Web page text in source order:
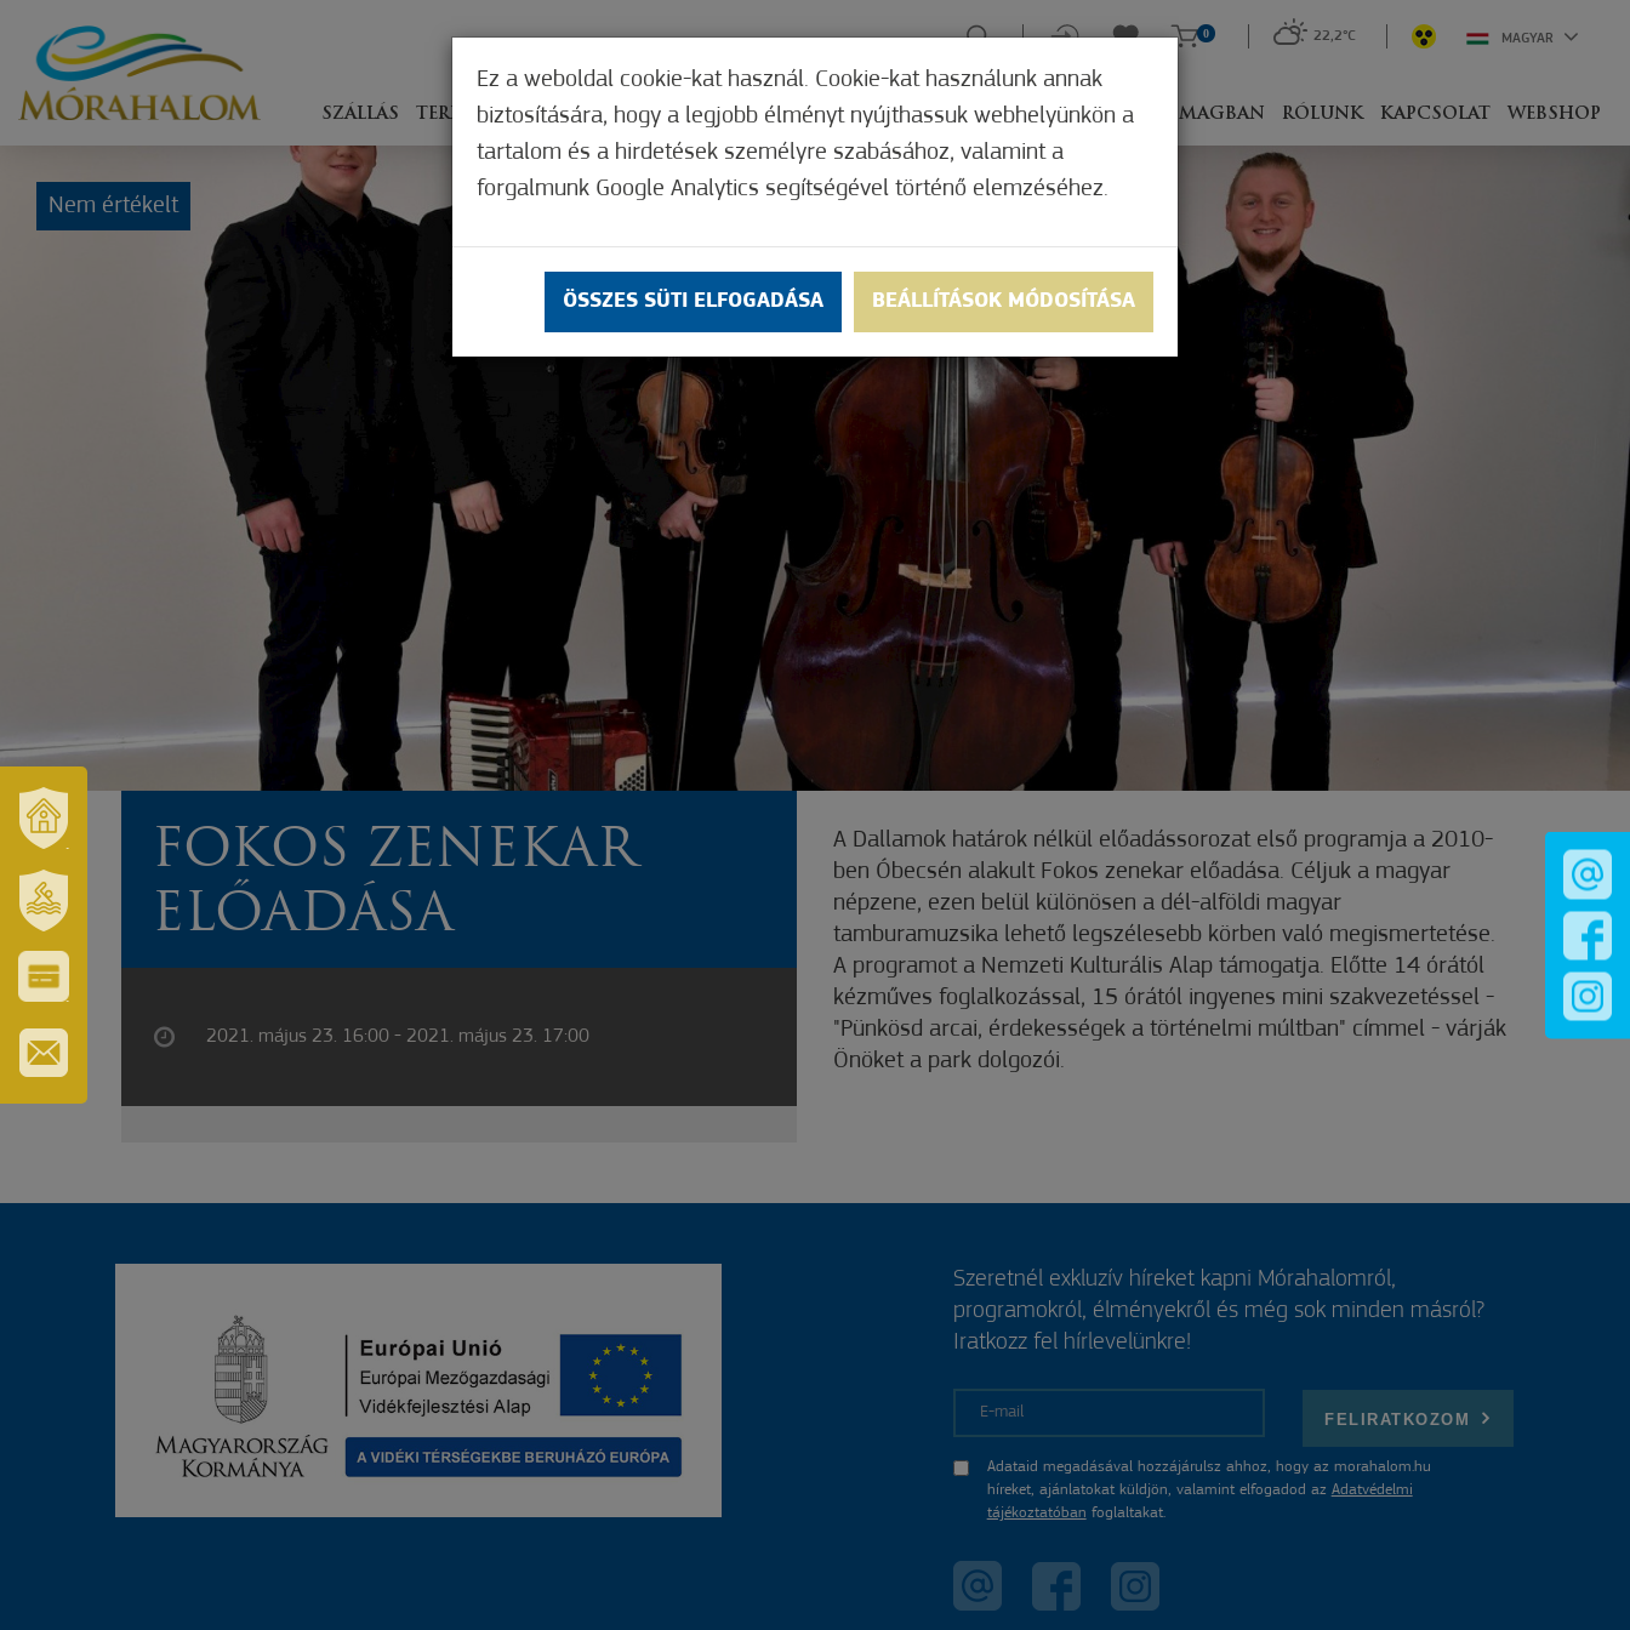
ÉS
TÉRSÉGÜNK
ERZSÉBET
GYÓGYFÜRDŐ
ÉS
TURISZTIKAI
KÁRTYA
SZÁLLÁS TERÍTÉKEN ÉLMÉNYSZERZÉS ZÖLD FÓKUSZ GYÓGYHELY MERRE, MIVEL CSOMAGBAN RÓLUNK KAPCSOLAT WEBSHOP
0 22,2°C MAGYAR
Nem értékelt
FOKOS ZENEKAR
ELŐADÁSA
2021. május 23. 16:00 - 2021. május 23. 17:00
A Dallamok határok nélkül előadássorozat első programja a 2010-
ben Óbecsén alakult Fokos zenekar előadása. Céljuk a magyar
népzene, ezen belül különösen a dél-alföldi magyar
tamburamuzsika lehető legszélesebb körben való megismertetése.
A programot a Nemzeti Kulturális Alap támogatja. Előtte 14 órától
kézműves foglalkozással, 15 órától ingyenes mini szakvezetéssel -
"Pünkösd arcai, érdekességek a történelmi múltban" címmel - várják
Önöket a park dolgozói.
Ez a weboldal cookie-kat használ. Cookie-kat használunk annak
biztosítására, hogy a legjobb élményt nyújthassuk webhelyünkön a
tartalom és a hirdetések személyre szabásához, valamint a
forgalmunk Google Analytics segítségével történő elemzéséhez.
ÖSSZES SÜTI ELFOGADÁSA BEÁLLÍTÁSOK MÓDOSÍTÁSA
Szeretnél exkluzív híreket kapni Mórahalomról,
programokról, élményekről és még sok minden másról?
Iratkozz fel hírlevelünkre!
FELIRATKOZOM
Adataid megadásával hozzájárulsz ahhoz, hogy az morahalom.hu
híreket, ajánlatokat küldjön, valamint elfogadod az Adatvédelmi
tájékoztatóban foglaltakat.